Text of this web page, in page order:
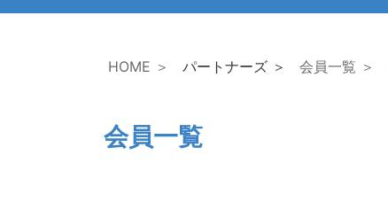
HOME ＞ パートナーズ ＞ 会員一覧 ＞
会員一覧